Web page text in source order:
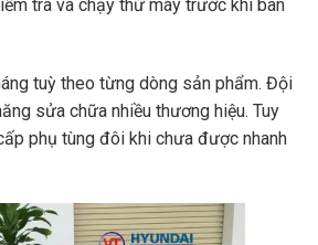
tra và chạy thử máy trước khi bàn
tuỳ theo từng dòng sản phẩm. Đội
sửa chữa nhiều thương hiệu. Tuy
phụ tùng đôi khi chưa được nhanh